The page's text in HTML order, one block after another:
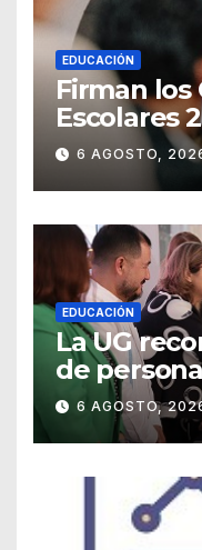
EDUCACIÓN
Firman los
Escolares
6 AGOSTO,
EDUCACIÓN
La UG
de
agradece
6 AGOSTO,